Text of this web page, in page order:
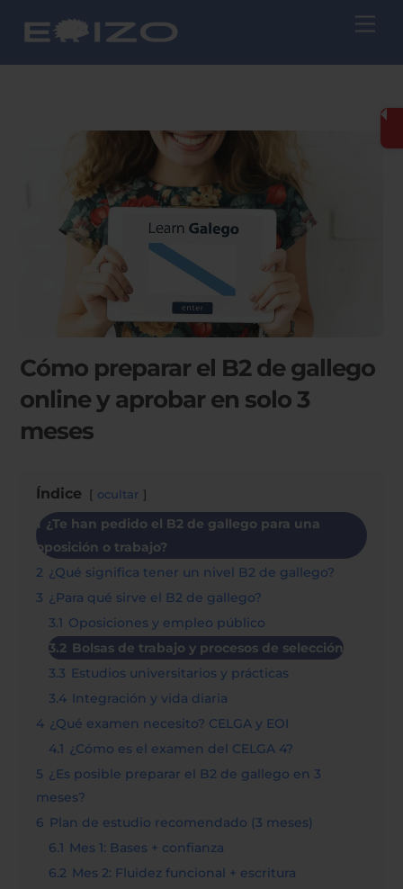
Cómo preparar el B2 de gallego
online y aprobar en solo 3
meses
Índice ocultar
1 ¿Te han pedido el B2 de gallego para una
oposición o trabajo?
2 ¿Qué significa tener un nivel B2 de gallego?
3 ¿Para qué sirve el B2 de gallego?
3.1 Oposiciones y empleo público
3.2 Bolsas de trabajo y procesos de selección
3.3 Estudios universitarios y prácticas
3.4 Integración y vida diaria
4 ¿Qué examen necesito? CELGA y EOI
4.1 ¿Cómo es el examen del CELGA 4?
5 ¿Es posible preparar el B2 de gallego en 3
meses?
6 Plan de estudio recomendado (3 meses)
6.1 Mes 1: Bases + confianza
6.2 Mes 2: Fluidez funcional + escritura